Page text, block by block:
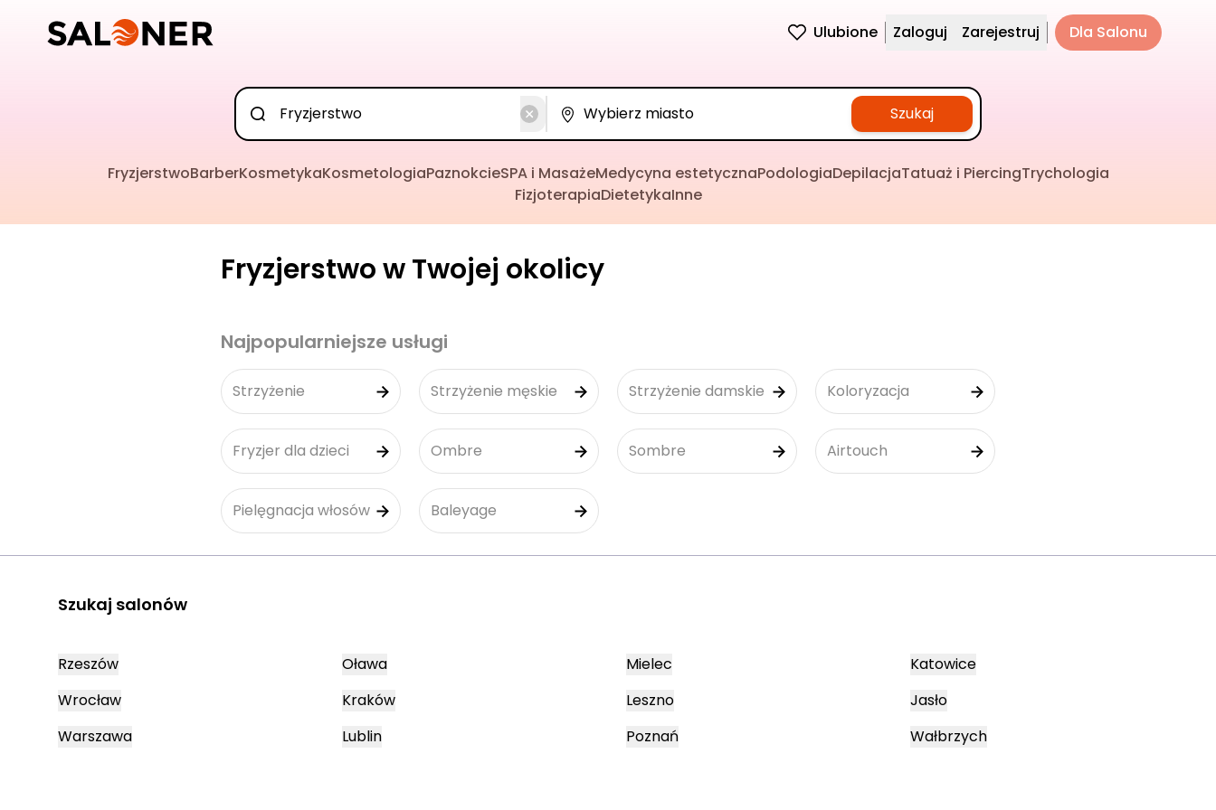
Ulubione Zaloguj Zarejestruj Dla Salonu
Szukaj
FryzjerstwoBarberKosmetykaKosmetologiaPaznokcieSPA i MasażeMedycyna estetycznaPodologiaDepilacjaTatuaż i PiercingTrychologia
FizjoterapiaDietetykaInne
Fryzjerstwo w Twojej okolicy
Najpopularniejsze usługi
Strzyżenie Strzyżenie męskie Strzyżenie damskie Koloryzacja
Fryzjer dla dzieci Ombre Sombre Airtouch
Pielęgnacja włosów Baleyage
Szukaj salonów
Rzeszów
Wrocław
Warszawa
Oława
Kraków
Lublin
Mielec
Leszno
Poznań
Katowice
Jasło
Wałbrzych